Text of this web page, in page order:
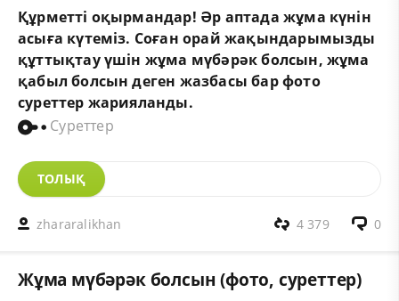
Құрметті оқырмандар! Әр аптада жұма күнін
асыға күтеміз. Соған орай жақындарымызды
құттықтау үшін жұма мүбәрәк болсын, жұма
қабыл болсын деген жазбасы бар фото
суреттер жарияланды.
Суреттер
ТОЛЫҚ
zhararalikhan 0
4 379
Жұма мүбәрәк болсын (фото, суреттер)